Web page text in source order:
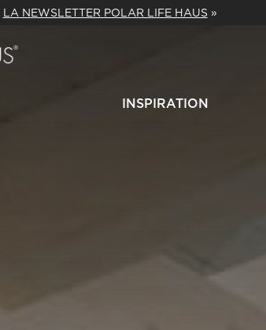
LA NEWSLETTER POLAR LIFE HAUS »
INSPIRATION